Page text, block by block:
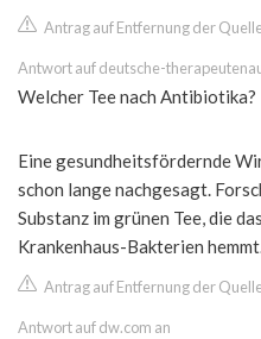
Antrag auf Entfernung der Quelle
Antwort auf deutsche-
Welcher Tee nach Antibiotika?
Eine gesundheitsfördernde
schon lange nachgesagt.
Substanz im grünen Tee, die
Krankenhaus-Bakterien
Antrag auf Entfernung der Quelle
Antwort auf dw.com an